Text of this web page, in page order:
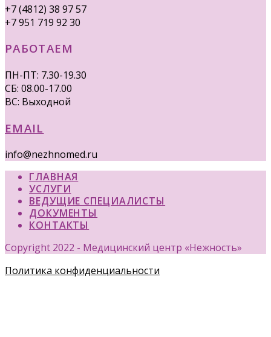
+7 (4812) 38 97 57
+7 951 719 92 30
РАБОТАЕМ
ПН-ПТ: 7.30-19.30
СБ: 08.00-17.00
ВС: Выходной
EMAIL
info@nezhnomed.ru
ГЛАВНАЯ
УСЛУГИ
ВЕДУЩИЕ СПЕЦИАЛИСТЫ
ДОКУМЕНТЫ
КОНТАКТЫ
Copyright 2022 - Медицинский центр «Нежность»
Политика конфиденциальности